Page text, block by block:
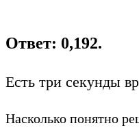
Ответ: 0,192.
Есть три секунды
Насколько понятно